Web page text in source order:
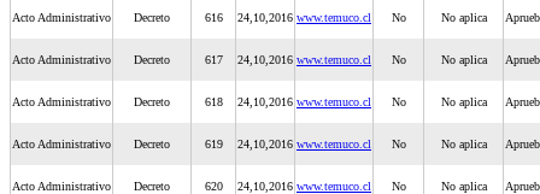
Acto Administrativo Decreto 616 24,10,2016 www.temuco.cl No No aplica
Acto Administrativo Decreto 617 24,10,2016 www.temuco.cl No No aplica
Acto Administrativo Decreto 618 24,10,2016 www.temuco.cl No No aplica
Acto Administrativo Decreto 619 24,10,2016 www.temuco.cl No No aplica
Acto Administrativo Decreto 620 24,10,2016 www.temuco.cl No No aplica